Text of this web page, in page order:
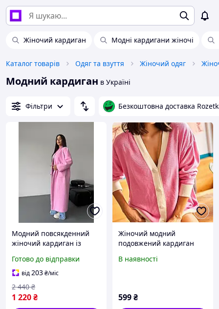
Жіночий кардиган Модні кардигани жіночі
Каталог товарів Одяг та взуття Жіночий одяг
Модний кардиган в Україні
Фільтри Безкоштовна доставка
Модний повсякденний
жіночий кардиган із
альпаки розміру 42-48
стильний кардиган з
мохеру
Готово до відправки
від203₴/міс
1 220₴
2 440 ₴
Жіночий модний
подовжений кардиган
oversize ТУРЦІЯ
В наявності
599₴